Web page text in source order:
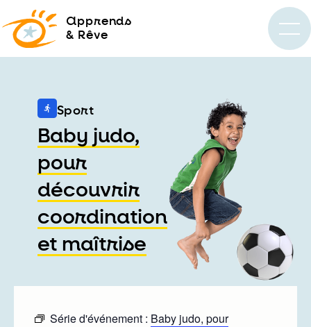
apprends
& Rêve
Sport
Baby judo,
pour
découvrir
coordination
et maîtrise
Série d'événement : Baby judo, pour